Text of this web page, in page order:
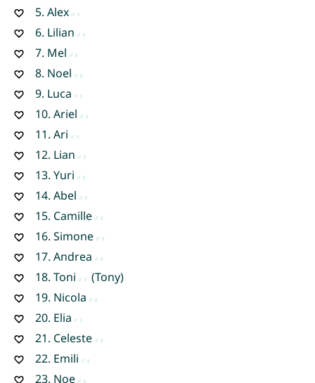
5. Alex
6. Lilian
7. Mel
8. Noel
9. Luca
10. Ariel
11. Ari
12. Lian
13. Yuri
14. Abel
15. Camille
16. Simone
17. Andrea
18. Toni
(Tony)
19. Nicola
20. Elia
21. Celeste
22. Emili
23. Noe